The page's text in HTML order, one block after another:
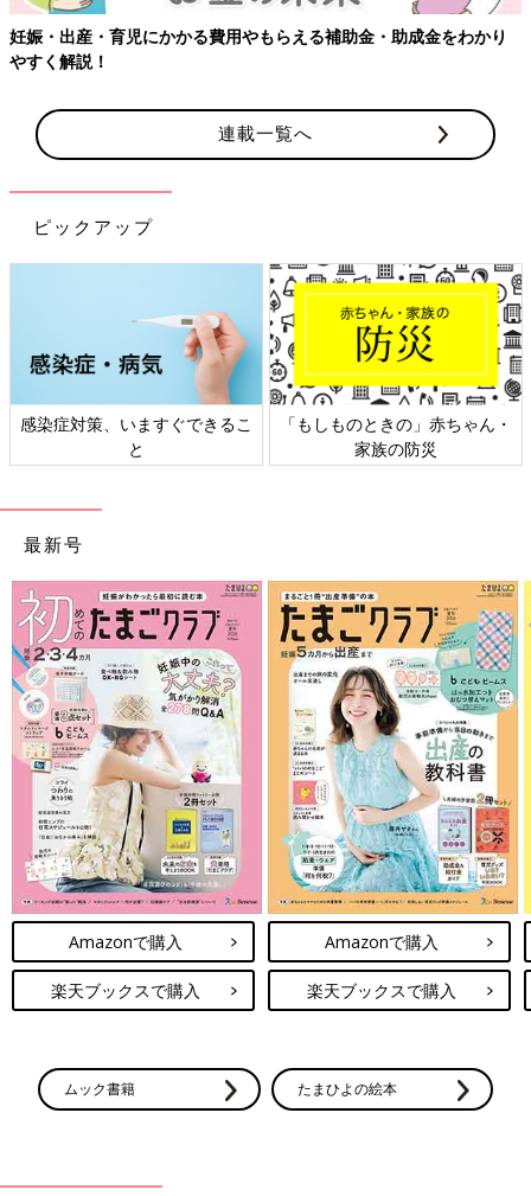
【ワクチン接種できるものも】妊婦の感染症対策、知っておいて！
連載一覧へ
ピックアップ
日本外来小児科学会リーフレッ
ト検討会
六星占術 細木かおりさんの人生
相談
最新号
Amazonで購入
楽天ブックスで購入
Amazonで購入
楽天ブックスで購入
ムック書籍 たまひよの絵本